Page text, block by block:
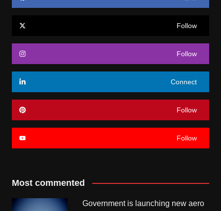
Follow
Follow
Connect
Follow
Follow
Most commented
Government is launching new aero